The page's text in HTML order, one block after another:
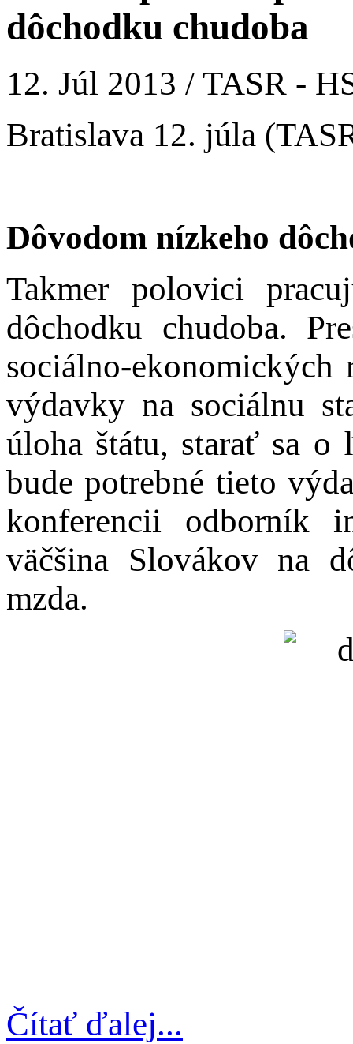
dôchodku chudoba
12. Júl 2013 / TASR -
Bratislava 12. júla
Dôvodom nízkeho
Takmer polovici
dôchodku chudoba.
sociálno-ekonomických
výdavky na sociálnu
úloha štátu, starať sa
bude potrebné tieto
konferencii odborník
väčšina Slovákov na
mzda.
Čítať ďalej...